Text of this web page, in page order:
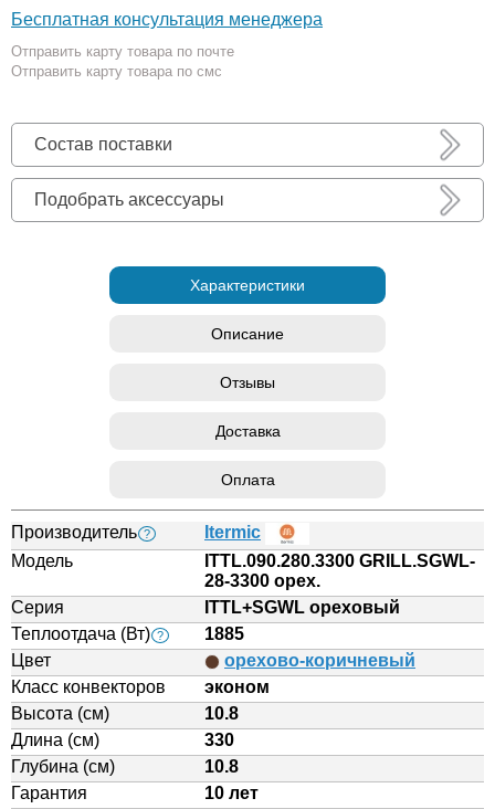
Бесплатная консультация менеджера
Отправить карту товара по почте
Отправить карту товара по смс
Состав поставки
Подобрать аксессуары
Характеристики
Описание
Отзывы
Доставка
Оплата
Производитель ?
Itermic
Модель
ITTL.090.280.3300 GRILL.SGWL-
28-3300 орех.
Серия
ITTL+SGWL ореховый
Теплоотдача (Вт) ?
1885
Цвет
орехово-коричневый
Класс конвекторов
эконом
Высота (см)
10.8
Длина (см)
330
Глубина (см)
10.8
Гарантия
10 лет